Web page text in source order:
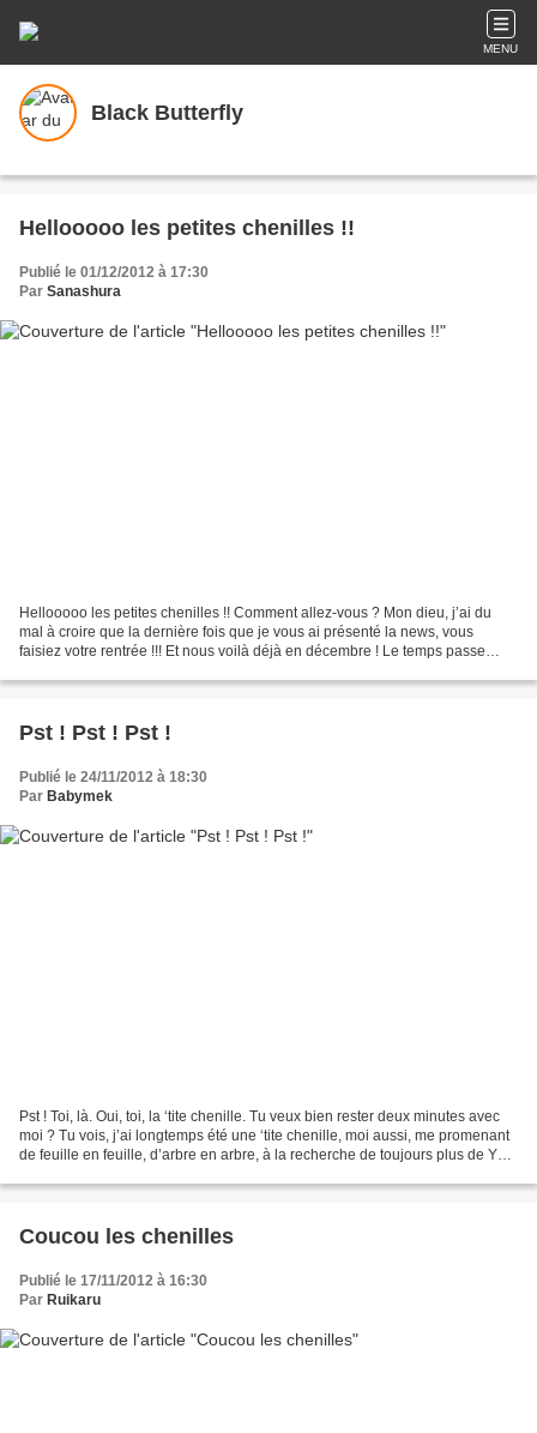
MENU
Black Butterfly
Hellooooo les petites chenilles !!
Publié le 01/12/2012 à 17:30
Par Sanashura
Hellooooo les petites chenilles !! Comment allez-vous ? Mon dieu, j’ai du
mal à croire que la dernière fois que je vous ai présenté la news, vous
faisiez votre rentrée !!! Et nous voilà déjà en décembre ! Le temps passe
Pst ! Pst ! Pst !
Publié le 24/11/2012 à 18:30
Par Babymek
Pst ! Toi, là. Oui, toi, la ‘tite chenille. Tu veux bien rester deux minutes avec
moi ? Tu vois, j’ai longtemps été une ‘tite chenille, moi aussi, me promenant
de feuille en feuille, d’arbre en arbre, à la recherche de toujours plus de Yaoi
Coucou les chenilles
Publié le 17/11/2012 à 16:30
Par Ruikaru